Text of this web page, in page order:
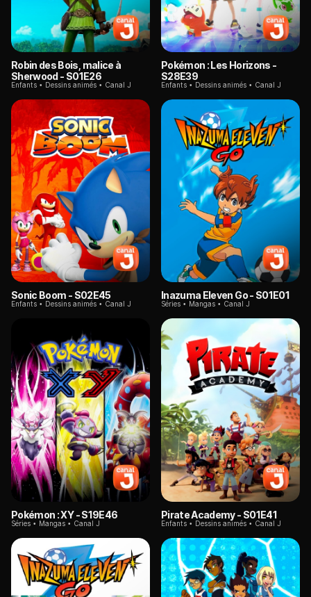
Robin des Bois, malice à
Sherwood- S01E26
Enfants Dessins animés Canal J
Pokémon : Les Horizons -
S28E39
Enfants Dessins animés Canal J
Sonic Boom - S02E45
Enfants Dessins animés Canal J
Inazuma Eleven Go- S01E01
Séries Mangas Canal J
Pokémon : XY - S19E46
Séries Mangas Canal J
Pirate Academy- S01E41
Enfants Dessins animés Canal J